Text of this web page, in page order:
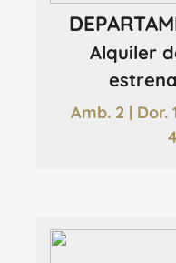
Alquiler
Amb. 2 | Dor.